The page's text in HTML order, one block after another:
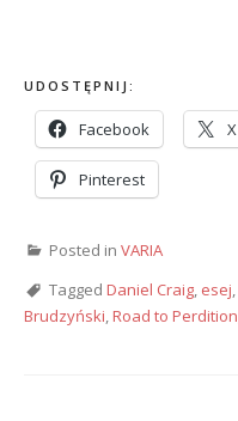
UDOSTĘPNIJ:
Facebook X
Pinterest
Posted in VARIA
Tagged Daniel Craig, esej,
Brudzyński,Road to Perdition